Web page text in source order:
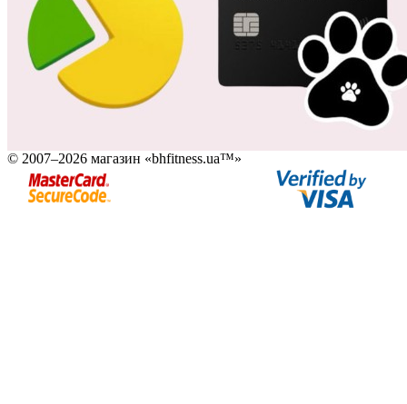
© 2007–2026 магазин «bhfitness.ua™»